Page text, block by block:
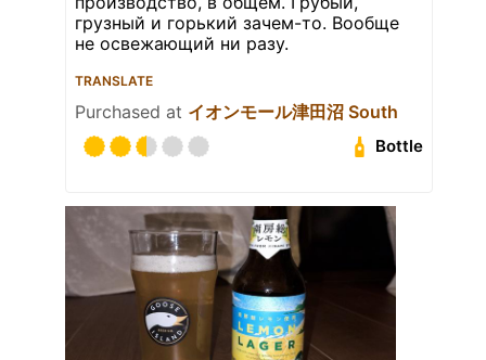
грузный и горький зачем-то. Вообще
не освежающий ни разу.
TRANSLATE
Purchased at イオンモール津田沼 South
Bottle